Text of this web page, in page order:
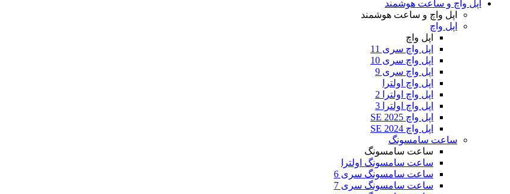
اپل واچ و ساعت هوشمند
اپل واچ و ساعت هوشمند
اپل واچ
اپل واچ
اپل واچ سری 11
اپل واچ سری 10
اپل واچ سری 9
اپل واچ اولترا
اپل واچ اولترا 2
اپل واچ اولترا 3
اپل واچ SE 2025
اپل واچ SE 2024
ساعت سامسونگ
ساعت سامسونگ
ساعت سامسونگ اولترا
ساعت سامسونگ سری 6
ساعت سامسونگ سری 7